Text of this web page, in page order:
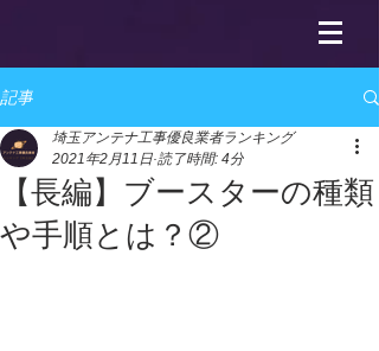
記事
【長編】ブースターの種類
や手順とは？②
埼玉アンテナ工事優良業者ランキング
2021年2月11日 読了時間: 4分